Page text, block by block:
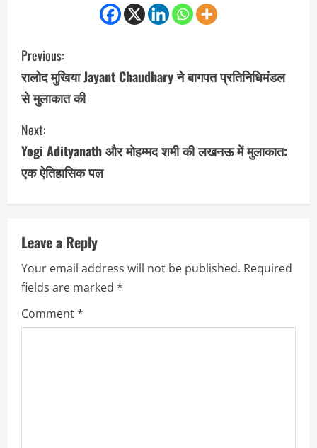
C
o
n
t
i
n
e
R
e
Previous:
रालोद मुखिया Jayant Chaudhary ने बागपत प्रतिनिधिमंडल
से मुलाकात की
Next:
Yogi Adityanath और मोहम्मद शमी की लखनऊ में मुलाकात:
एक ऐतिहासिक पल
Leave a Reply
Your email address will not be published. Required
fields are marked *
Comment*